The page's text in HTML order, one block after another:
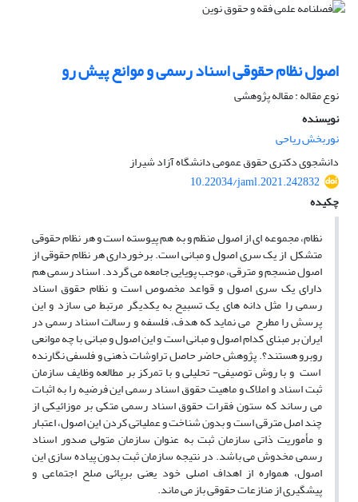
اصول نظام حقوقی اسناد رسمی و موانع پیش رو
نوع مقاله : مقاله پژوهشی
نویسنده
نوربخش ریاحی
دانشجوی دکتری حقوق عمومی دانشگاه آزاد شیراز
10.22034/jaml.2021.242832
چکیده
نظام، مجموعه ای از اصول منظم و به هم پیوسته است و هر نظام حقوقی
متشکل از یک سری اصول و مبانی است. برخورداری هر نظام حقوقی از
اصول منسجم و مترقی، موجب پویایی جامعه می گردد. اسناد رسمی هم
دارای یک سری اصول و قواعد مخصوص است و نظام حقوق اسناد
رسمی را مثل دانه های یک تسبیح به یکدیگر مرتبط می سازد و این
پرسش را مطرح می نماید که هدف، فلسفه و رسالت اسناد رسمی در
ایران بر مبنای کدام اصول و مبانی است و این اصول و مبانی با چه موانعی
روبرو هستند؟. پژوهش حاضر حاصل تراوشات ذهنی و فلسفی نگارنده
است و با روش توصیفی- تحلیلی و با تمرکز بر مطالعه وظایف سازمان
ثبت اسناد و املاک و ماهیت حقوق اسناد رسمی این فرضیه را به اثبات
می رساند که ستون فقرات حقوق اسناد رسمی متکی بر موزائیکی از
چند اصل مترقی است و بدون شناخت و عملیاتی کردن این اصول، اعتبار
و مأموریت ذاتی سازمان ثبت به عنوان سازمان متولی صدور اسناد
رسمی مخدوش می باشد. در نتیجه سازمان ثبت بدون پیاده سازی این
اصول، همواره از اهداف اصلی خود یعنی برپائی صلح اجتماعی و
پیشگیری از منازعات حقوقی باز می ماند.